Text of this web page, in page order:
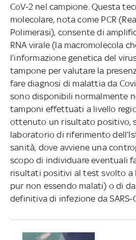
CoV-2 nel campione. Questa
molecolare, nota come PCR
Polimerasi), consente di
RNA virale (la macromolecola
l’informazione genetica del
tampone per valutare la
fare diagnosi di malattia da
sono disponibili normalmente
tamponi effettuati a livello
ottenuto un risultato positivo,
laboratorio di riferimento
sanità, dove avviene una
scopo di individuare eventuali
risultati positivi al test svolto a
pur non essendo malati) o di
definitiva di infezione da SARS-